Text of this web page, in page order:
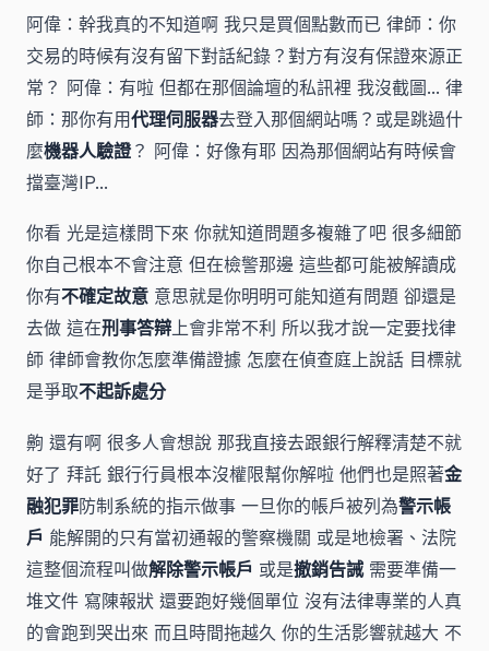
阿偉：幹我真的不知道啊 我只是買個點數而已 律師：你
交易的時候有沒有留下對話紀錄？對方有沒有保證來源正
常？ 阿偉：有啦 但都在那個論壇的私訊裡 我沒截圖... 律
師：那你有用代理伺服器去登入那個網站嗎？或是跳過什
麼機器人驗證 ？ 阿偉：好像有耶 因為那個網站有時候會
擋臺灣IP...
你看 光是這樣問下來 你就知道問題多複雜了吧 很多細節
你自己根本不會注意 但在檢警那邊 這些都可能被解讀成
你有不確定故意 意思就是你明明可能知道有問題 卻還是
去做 這在刑事答辯上會非常不利 所以我才說一定要找律
師 律師會教你怎麼準備證據 怎麼在偵查庭上說話 目標就
是爭取不起訴處分
齁 還有啊 很多人會想說 那我直接去跟銀行解釋清楚不就
好了 拜託 銀行行員根本沒權限幫你解啦 他們也是照著金
融犯罪防制系統的指示做事 一旦你的帳戶被列為警示帳
戶 能解開的只有當初通報的警察機關 或是地檢署、法院
這整個流程叫做解除警示帳戶 或是撤銷告誡需要準備一
堆文件 寫陳報狀 還要跑好幾個單位 沒有法律專業的人真
的會跑到哭出來 而且時間拖越久 你的生活影響就越大 不